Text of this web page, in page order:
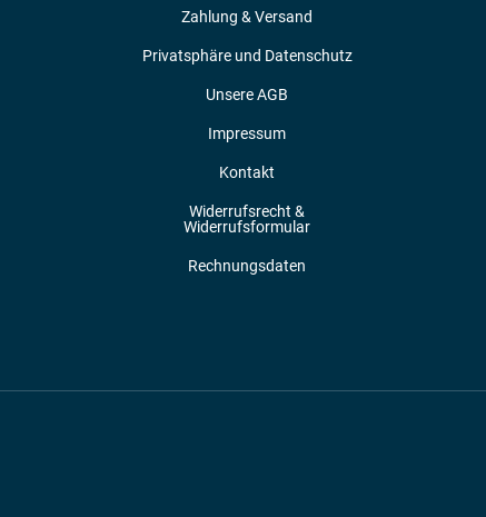
Zahlung & Versand
Privatsphäre und Datenschutz
Unsere AGB
Impressum
Kontakt
Widerrufsrecht &
Widerrufsformular
Rechnungsdaten